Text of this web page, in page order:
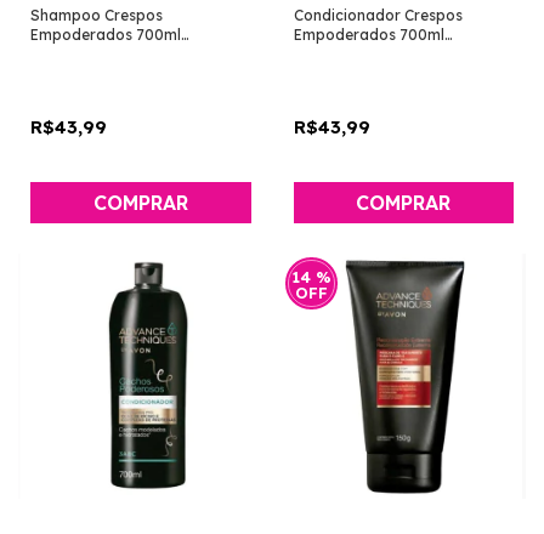
Shampoo Crespos
Empoderados 700ml
R$43,99
Condicionador Crespos
Empoderados 700ml
R$43,99
14 %
OFF